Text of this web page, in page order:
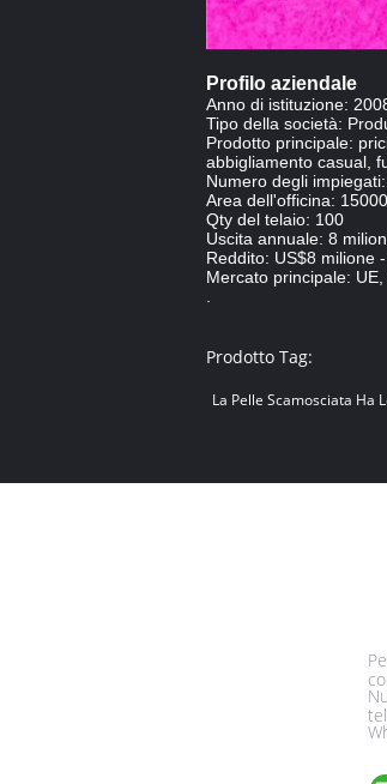
Profilo aziendale
Anno di istituzione:
Tipo della società:
Prodotto principale:
abbigliamento casual,
Numero degli
Area dell'officina:
Qty del telaio: 100
Uscita annuale: 8
Reddito: US$8 milione
Mercato principale:
Prodotto Tag:
La Pelle Scamosciata Ha